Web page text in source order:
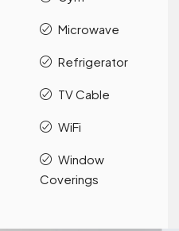
Microwave
Refrigerator
TV Cable
WiFi
Window
Coverings